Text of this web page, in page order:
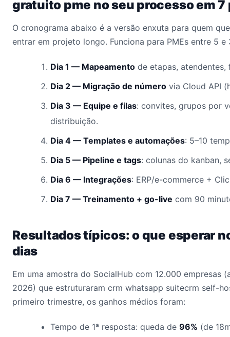
gratuito pme no seu processo em 7
O cronograma abaixo é a versão enxuta para quem
entrar em projeto longo. Funciona para PMEs entre 5 e
Dia 1 — Mapeamento de etapas, atendentes,
Dia 2 — Migração de número via Cloud API
Dia 3 — Equipe e filas: convites, grupos por
distribuição.
Dia 4 — Templates e automações: 5–10
Dia 5 — Pipeline e tags: colunas do kanban,
Dia 6 — Integrações: ERP/e-commerce +
Dia 7 — Treinamento + go-live com 90
Resultados típicos: o que esperar
dias
Em uma amostra do SocialHub com 12.000 empresas
2026) que estruturaram crm whatsapp suitecrm self-
primeiro trimestre, os ganhos médios foram:
Tempo de 1ª resposta: queda de 96% (de